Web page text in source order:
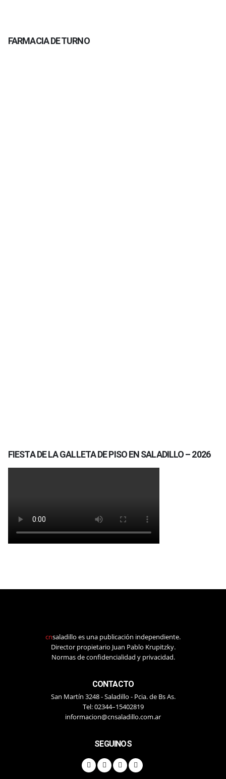
FARMACIA DE TURNO
FIESTA DE LA GALLETA DE PISO EN SALADILLO – 2026
cnsaladillo es una publicación independiente.
Director propietario Juan Pablo Krupitzky.
Normas de confidencialidad y privacidad.
CONTACTO
San Martín 3248 - Saladillo - Pcia. de Bs As.
Tel: 02344–15402819
informacion@cnsaladillo.com.ar
SEGUINOS